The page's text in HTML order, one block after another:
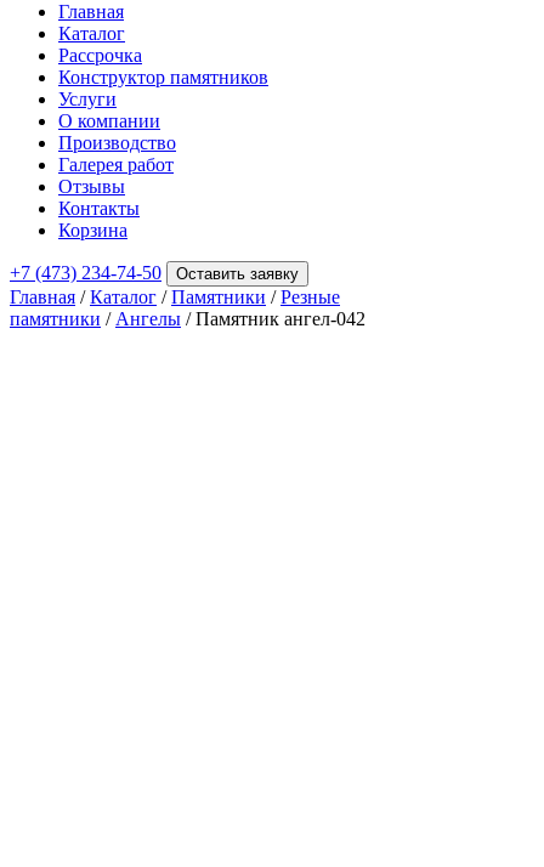
Главная
Каталог
Рассрочка
Конструктор памятников
Услуги
О компании
Производство
Галерея работ
Отзывы
Контакты
Корзина
+7 (473) 234-74-50 Оставить заявку
Главная /Каталог /Памятники /Резные
памятники / Ангелы / Памятник ангел-042